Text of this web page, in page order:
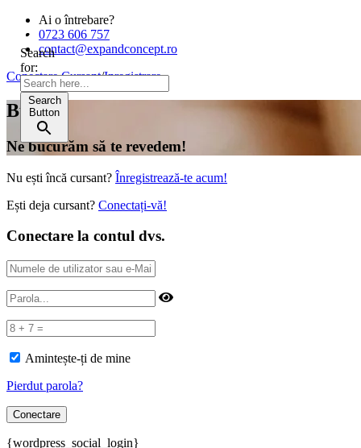
Search
for:
Search
Button
Ai o întrebare?
0723 606 757
contact@expandconcept.ro
Conectare Cursant/Inregistrare
Bună!
Ne bucurăm să te revedem!
Nu ești încă cursant? Înregistrează-te acum!
Ești deja cursant? Conectați-vă!
Conectare la contul dvs.
Amintește-ți de mine
Pierdut parola?
{wordpress_social_login}